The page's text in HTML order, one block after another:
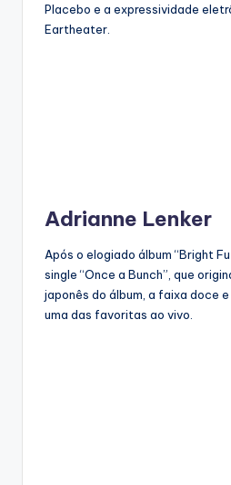
Placebo e a expressividade
Eartheater.
Adrianne Lenker
Após o elogiado álbum “Bright
single “Once a Bunch”, que
japonês do álbum, a faixa doce
uma das favoritas ao vivo.